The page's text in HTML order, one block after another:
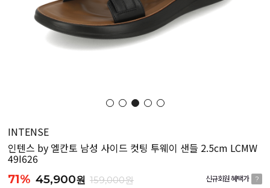
INTENSE
인텐스 by 엘칸토 남성 사이드 컷팅 투웨이 샌들 2.5cm LCMW
49I626
71% 45,900원 159,000원 신규회원 혜택가 ?